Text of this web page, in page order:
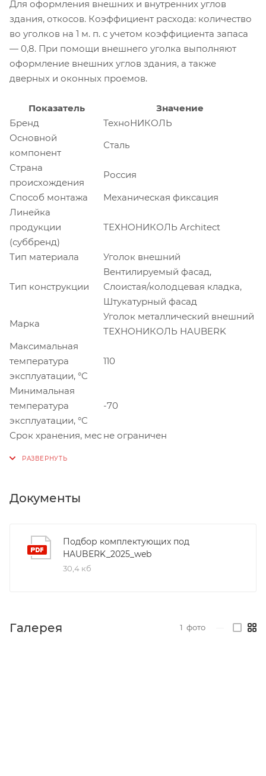
Для оформления внешних и внутренних углов
здания, откосов. Коэффициент расхода: количество
во уголков на 1 м. п. с учетом коэффициента запаса
— 0,8. При помощи внешнего уголка выполняют
оформление внешних углов здания, а также
дверных и оконных проемов.
Показатель
Значение
Бренд
ТехноНИКОЛЬ
Основной
компонент
Сталь
Страна
происхождения
Россия
Способ монтажа
Механическая фиксация
Линейка
продукции
(суббренд)
ТЕХНОНИКОЛЬ Architect
Тип материала Уголок внешний
Тип конструкции
Вентилируемый фасад,
Слоистая/колодцевая кладка,
Штукатурный фасад
Марка
Уголок металлический внешний
ТЕХНОНИКОЛЬ HAUBERK
Максимальная
температура
эксплуатации, °C
110
Минимальная
температура
эксплуатации, °C
-70
Срок хранения, мес не ограничен
Документы
Подбор комплектующих под
HAUBERK_2025_web
30,4 кб
Галерея 1 фото